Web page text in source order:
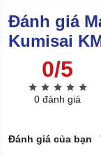
Đánh giá
Kumisai
0/5
0 đánh giá
Đánh giá của bạn